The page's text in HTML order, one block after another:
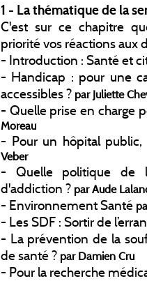
1 - La thématique de la
C'est sur ce chapitre
priorité vos réactions aux
- Introduction : Santé et
- Handicap : pour une
accessibles ? par Juliette
- Quelle prise en charge
Moreau
- Pour un hôpital
Veber
- Quelle politique de
d'addiction ? par Aude
- Environnement Santé
- Les SDF : Sortir de
- La prévention de la
de santé ? par Damien Cru
- Pour la recherche